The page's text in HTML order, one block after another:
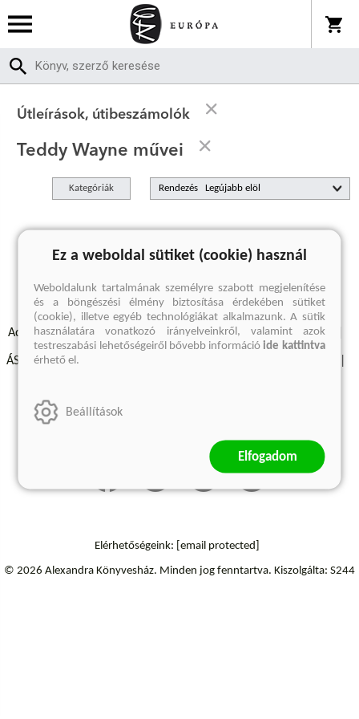
Útleírások, útibeszámolók
Teddy Wayne művei
Kategóriák Rendezés
A keresett kifejezésre nincs találat
Adatvédelmi szabályzatok Elállási felmondási nyilatkozat
ÁSZF - Vásárlási feltételek
Elérhetőségeink: [email protected]
© 2026 Alexandra Könyvesház. Minden jog fenntartva. Kiszolgálta: S244
Ez a weboldal sütiket (cookie) használ
Weboldalunk tartalmának személyre szabott megjelenítése
és a böngészési élmény biztosítása érdekében sütiket
(cookie), illetve egyéb technológiákat alkalmazunk. A sütik
használatára vonatkozó irányelveinkről, valamint azok
testreszabási lehetőségeiről bővebb információide kattintva
érhető el.
Beállítások
Elfogadom